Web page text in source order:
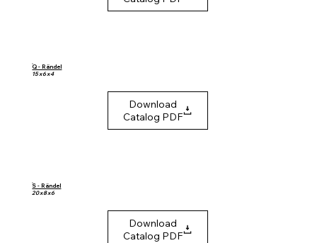
Q - Rändel
15 x 6 x 4
Download
Catalog PDF
S - Rändel
20 x 8 x 6
Download
Catalog PDF